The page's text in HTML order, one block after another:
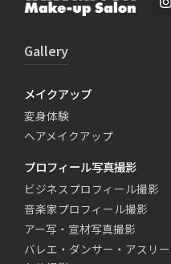
Gallery
メイクアップ
変身体験
ヘアメイクアップ
プロフィール写真撮影
ビジネスプロフィール撮影
音楽家プロフィール撮影
アー写・宣材写真撮影
バレエ・ダンサー・アスリー